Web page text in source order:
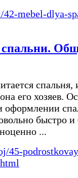
спальня,
его хозяев.
оформлении
быстро и
...